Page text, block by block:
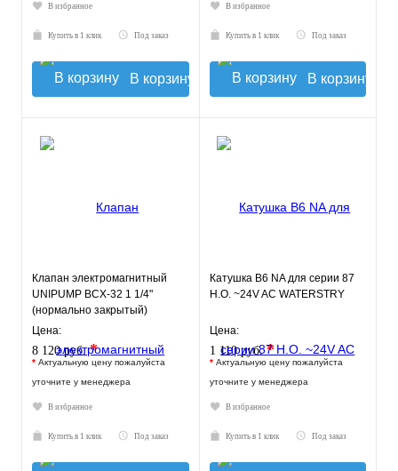
В избранное
Купить в 1 клик Под заказ
В корзину
В избранное
Купить в 1 клик Под заказ
В корзину
Клапан электромагнитный
UNIPUMP BCX-32 1 1/4"
(нормально закрытый)
Цена:
8 120 руб.*
* Актуальную цену пожалуйста
уточните у менеджера
В избранное
Купить в 1 клик Под заказ
Катушка B6 NA для серии 87
Н.О. ~24V AC WATERSTRY
Цена:
1 110 руб.*
* Актуальную цену пожалуйста
уточните у менеджера
В избранное
Купить в 1 клик Под заказ